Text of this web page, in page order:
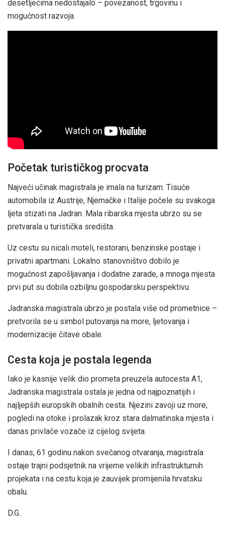
desetljećima nedostajalo – povezanost, trgovinu i
mogućnost razvoja.
Početak turističkog procvata
Najveći učinak magistrala je imala na turizam. Tisuće
automobila iz Austrije, Njemačke i Italije počele su svakoga
ljeta stizati na Jadran. Mala ribarska mjesta ubrzo su se
pretvarala u turistička središta.
Uz cestu su nicali moteli, restorani, benzinske postaje i
privatni apartmani. Lokalno stanovništvo dobilo je
mogućnost zapošljavanja i dodatne zarade, a mnoga mjesta
prvi put su dobila ozbiljnu gospodarsku perspektivu.
Jadranska magistrala ubrzo je postala više od prometnice –
pretvorila se u simbol putovanja na more, ljetovanja i
modernizacije čitave obale.
Cesta koja je postala legenda
Iako je kasnije velik dio prometa preuzela autocesta A1,
Jadranska magistrala ostala je jedna od najpoznatijih i
najljepših europskih obalnih cesta. Njezini zavoji uz more,
pogledi na otoke i prolazak kroz stara dalmatinska mjesta i
danas privlače vozače iz cijelog svijeta.
I danas, 61 godinu nakon svečanog otvaranja, magistrala
ostaje trajni podsjetnik na vrijeme velikih infrastrukturnih
projekata i na cestu koja je zauvijek promijenila hrvatsku
obalu.
D.G.